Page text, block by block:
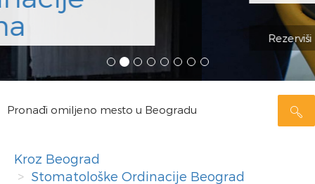
Pronađi omiljeno mesto u Beogradu
Kroz Beograd
Stomatološke Ordinacije Beograd